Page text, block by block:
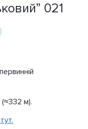
021
(≈332 м).